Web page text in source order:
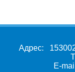
Адрес:
E-